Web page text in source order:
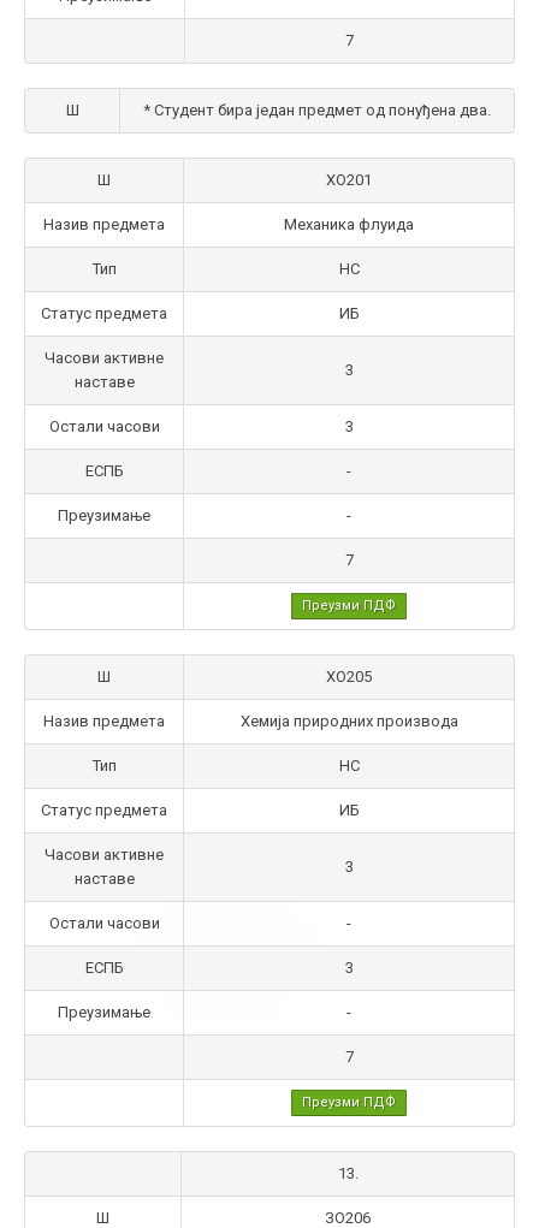
7
Ш * Студент бира један предмет од понуђена два.
Ш ХО201
Назив предмета Механика флуида
Тип НС
Статус предмета ИБ
Часови активне
наставе
3
Остали часови 3
ЕСПБ -
Преузимање -
7
Преузми ПДФ
Ш ХО205
Назив предмета Хемија природних производа
Тип НС
Статус предмета ИБ
Часови активне
наставе
3
Остали часови -
ЕСПБ 3
Преузимање -
7
Преузми ПДФ
13.
Ш ЗО206